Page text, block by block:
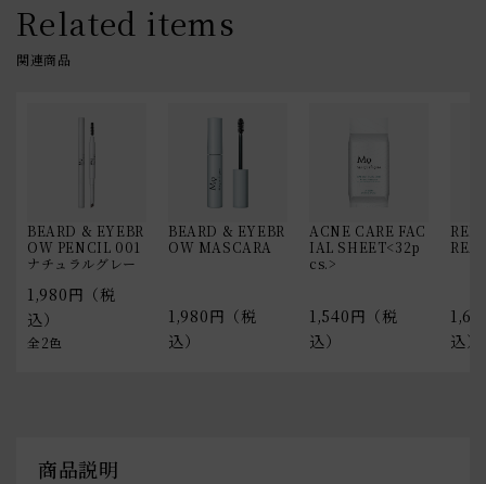
Related items
関連商品
BEARD & EYEBR
OW PENCIL 001
ナチュラルグレー
1,980円（税
込）
全2色
BEARD & EYEBR
OW MASCARA
1,980円（税
込）
ACNE CARE FAC
IAL SHEET<32p
cs.>
1,540円（税
込）
込）
商品説明